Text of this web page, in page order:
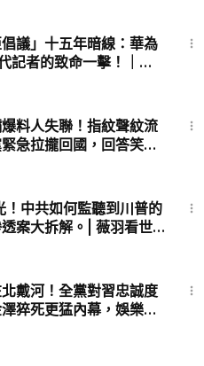
youtu.be/TDP1ac8OW5k
】，即享免手續費優惠，讓
wei-yu-kan-shi-jian
非營利機構，美國朋友的捐款
和下載軟件，並享受專屬優惠
議」十五年暗線：華為
記者的致命一擊！｜薇
料人失聯！指紋聲紋流
急拉攏回國，回答笑
京茶館/第1696
中共如何監聽到川普的
案大拆解。| 薇羽看世
戴河！全黨對習忠誠度
猝死更猛內幕，娛樂圈
給？（老北京茶館/第